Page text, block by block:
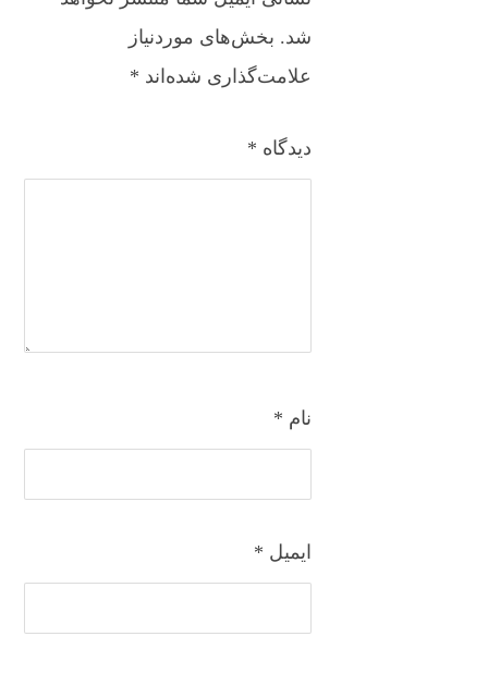
شد. بخش‌های موردنیاز
علامت‌گذاری شده‌اند *
دیدگاه *
نام *
ایمیل *